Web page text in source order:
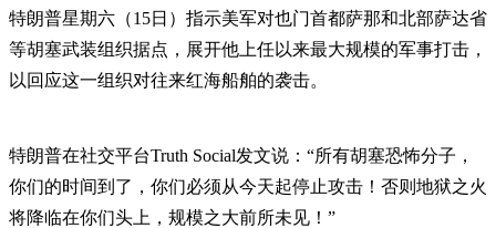
特朗普星期六（15日）指示美军对也门首都萨那和北部萨达省
等胡塞武装组织据点，展开他上任以来最大规模的军事打击，
以回应这一组织对往来红海船舶的袭击。
特朗普在社交平台Truth Social发文说：“所有胡塞恐怖分子，
你们的时间到了，你们必须从今天起停止攻击！否则地狱之火
将降临在你们头上，规模之大前所未见！”